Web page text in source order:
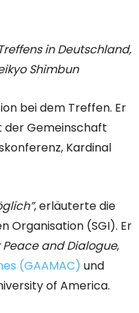
in Deutschland,
Shimbun
bei dem Treffen. Er
der Gemeinschaft
Kardinal
, erläuterte die
Organisation (SGI). Er
Peace and Dialogue,
(GAAMAC) und
of America.